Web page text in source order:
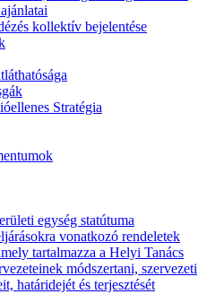
kollektív bejelentése
Stratégia
egység statútuma
vonatkozó rendeletek
tartalmazza a Helyi Tanács
módszertani, szervezeti
határidejét és terjesztését